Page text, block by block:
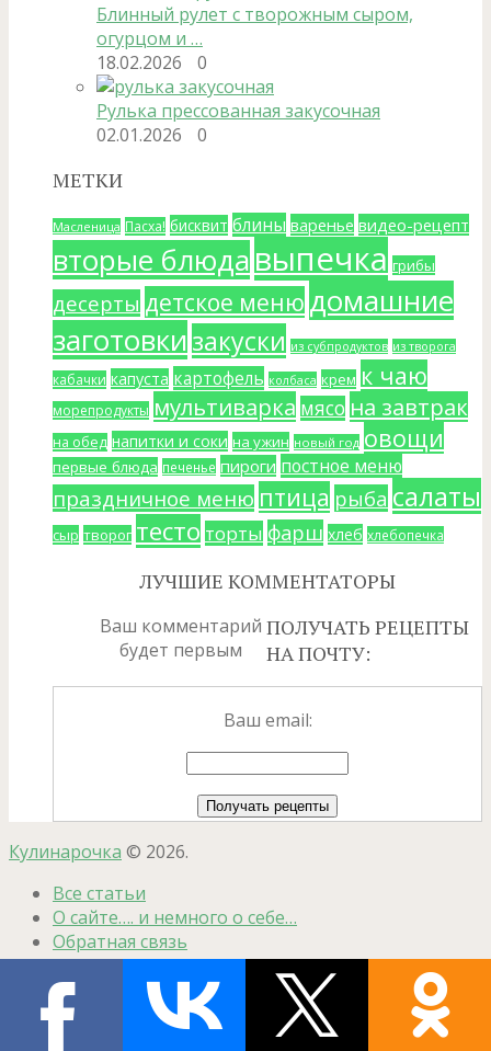
Блинный рулет с творожным сыром,
огурцом и …
18.02.2026
0
Рулька прессованная закусочная
02.01.2026
0
МЕТКИ
Масленица Пасха! бисквит блины варенье видео-рецепт
вторые блюдавыпечка грибы
десерты детское меню домашние
заготовкизакуски из субпродуктов из творога
кабачки капуста картофель колбаса крем к чаю
морепродукты мультиварка мясо на завтрак
на обед напитки и соки на ужин новый год овощи
первые блюда печенье пироги постное меню
праздничное меню птица рыба салаты
сыр творог тесто торты фарш хлеб хлебопечка
ЛУЧШИЕ КОММЕНТАТОРЫ
Ваш комментарий
будет первым
ПОЛУЧАТЬ РЕЦЕПТЫ
НА ПОЧТУ:
Ваш email:
Кулинарочка © 2026.
Все статьи
О сайте…. и немного о себе…
Обратная связь